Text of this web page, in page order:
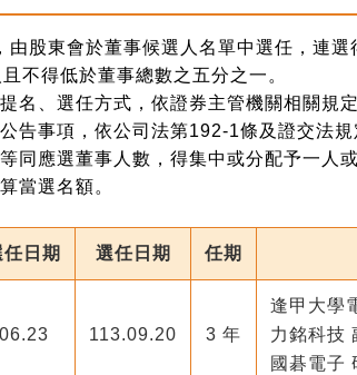
股東會於董事候選人名單中選任，連選
不得低於董事總數之五分之一。
名、選任方式，依證券主管機關相關規定
告事項，依公司法第192-1條及證交法規
同應選董事人數，得集中或分配予一人或
當選名額。
日期 選任日期 任期
113.09.20 3 年
逢甲大學
力銘科技
國碁電子